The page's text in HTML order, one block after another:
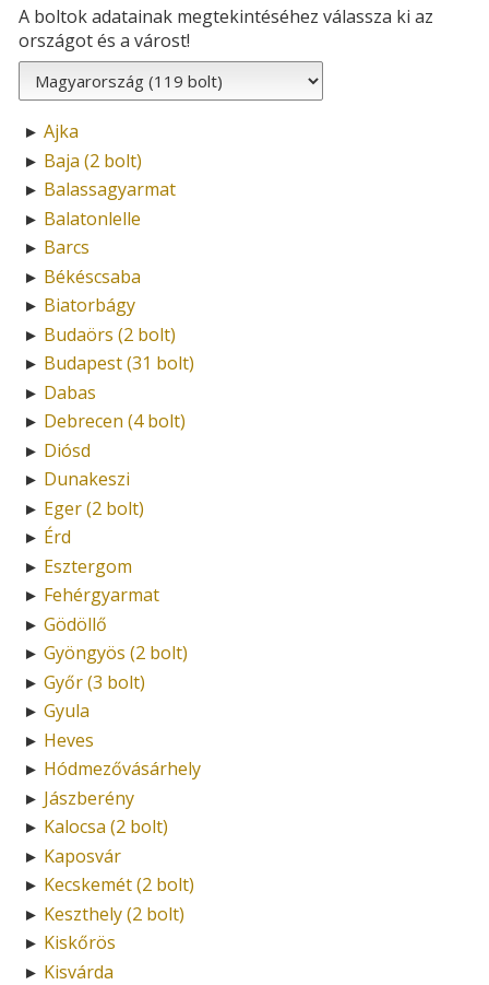
A boltok adatainak megtekintéséhez válassza ki az
országot és a várost!
► Ajka
► Baja (2 bolt)
► Balassagyarmat
► Balatonlelle
► Barcs
► Békéscsaba
► Biatorbágy
► Budaörs (2 bolt)
► Budapest (31 bolt)
► Dabas
► Debrecen (4 bolt)
► Diósd
► Dunakeszi
► Eger (2 bolt)
► Érd
► Esztergom
► Fehérgyarmat
► Gödöllő
► Gyöngyös (2 bolt)
► Győr (3 bolt)
► Gyula
► Heves
► Hódmezővásárhely
► Jászberény
► Kalocsa (2 bolt)
► Kaposvár
► Kecskemét (2 bolt)
► Keszthely (2 bolt)
► Kiskőrös
► Kisvárda